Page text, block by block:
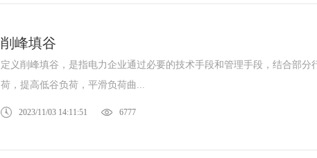
削峰填谷
定义削峰填谷，是指电力企业通过必要的技术手段和管理手段，结合部分
荷，提高低谷负荷，平滑负荷曲...
2023/11/03 14:11:51 6777